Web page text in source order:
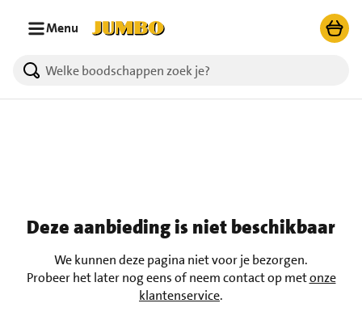
Menu
Deze aanbieding is niet beschikbaar
We kunnen deze pagina niet voor je bezorgen.
Probeer het later nog eens of neem contact op metonze
klantenservice.